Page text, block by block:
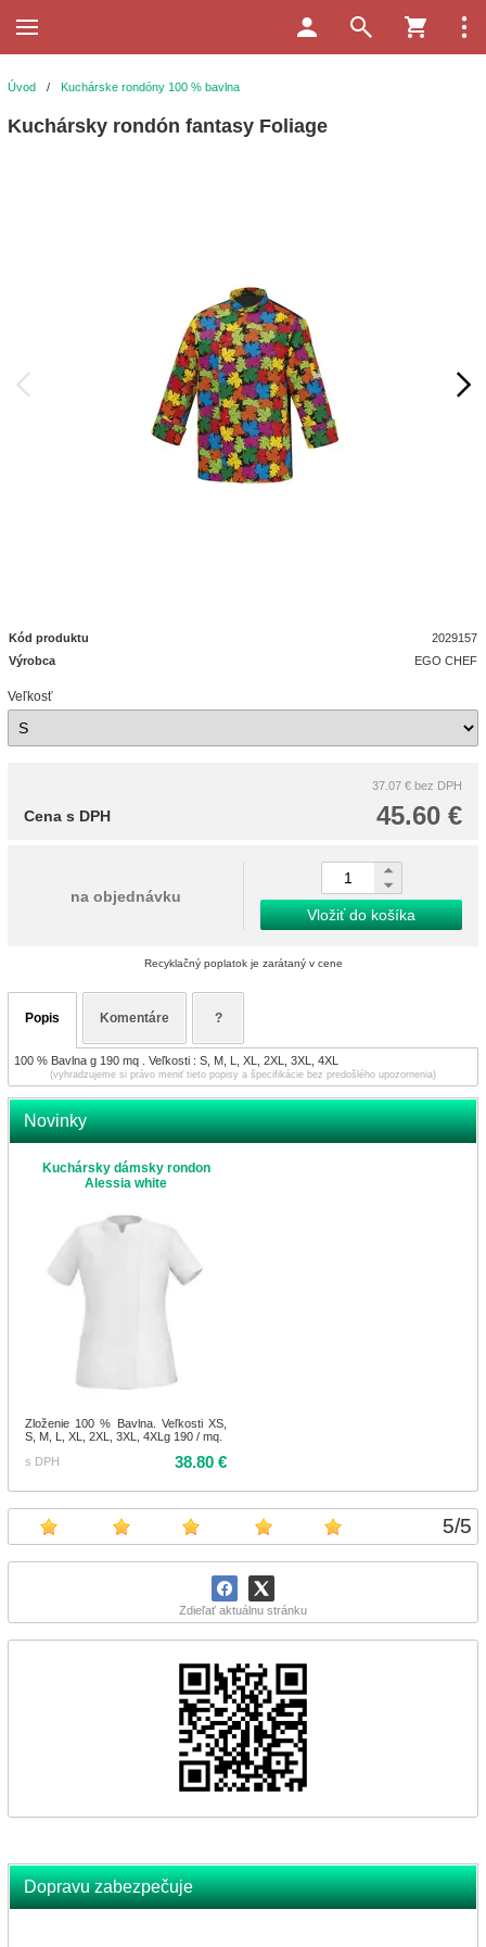
5/5
Zdieľať aktuálnu stránku
Dopravu zabezpečuje
Úvod / Kuchárske rondóny 100 % bavlna
Kuchársky rondón fantasy Foliage
Kód produktu
2029157
Výrobca
EGO CHEF
Veľkosť
37.07 € bez DPH
45.60 €
Cena s DPH
na objednávku
Vložiť do košíka
Recyklačný poplatok je zarátaný v cene
Popis Komentáre ?
100 % Bavlna g 190 mq . Veľkosti : S, M, L, XL, 2XL, 3XL, 4XL
(vyhradzujeme si právo meniť tieto popisy a špecifikácie bez predošlého upozornenia)
Novinky
Kuchársky dámsky rondon
Alessia white
Zloženie 100 % Bavlna. Veľkosti XS,
S, M, L, XL, 2XL, 3XL, 4XLg 190 / mq.
s DPH
38.80 €